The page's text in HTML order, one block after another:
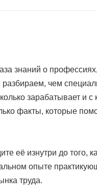
знаний о
чем
зарабатывает и с
факты, которые
её изнутри до того,
опыте
труда.